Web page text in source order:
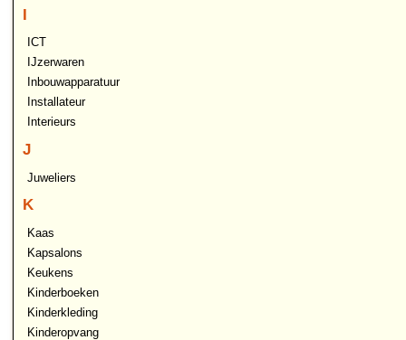
I
ICT
IJzerwaren
Inbouwapparatuur
Installateur
Interieurs
J
Juweliers
K
Kaas
Kapsalons
Keukens
Kinderboeken
Kinderkleding
Kinderopvang